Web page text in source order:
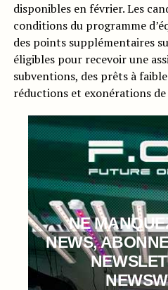
disponibles en février. Les
conditions du programme
des points supplémentaires
éligibles pour recevoir une
subventions, des prêts à
réductions et exonérations
NE
NEWS,